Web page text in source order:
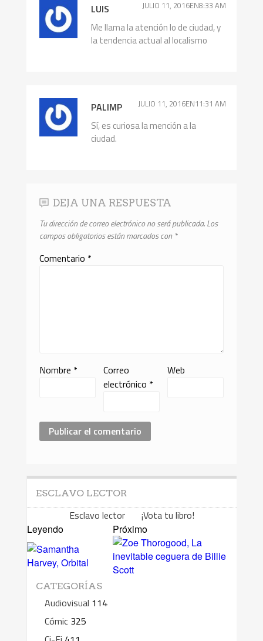
LUIS JULIO 11, 2016EN8:33 AM
Me llama la atención lo de ciudad, y
la tendencia actual al localismo
PALIMP JULIO 11, 2016EN11:31 AM
Sí, es curiosa la mención a la
ciudad.
DEJA UNA RESPUESTA
Tu dirección de correo electrónico no será publicada.Los
campos obligatorios están marcados con *
Comentario *
Nombre *
Correo
electrónico *
Web
ESCLAVO LECTOR
Esclavo lector ¡Vota tu libro!
Leyendo Próximo
CATEGORÍAS
Audiovisual 114
Cómic 325